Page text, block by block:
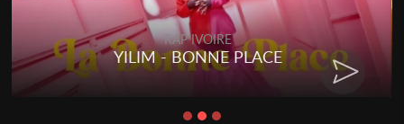
RAP IVOIRE
YILIM - BONNE PLACE